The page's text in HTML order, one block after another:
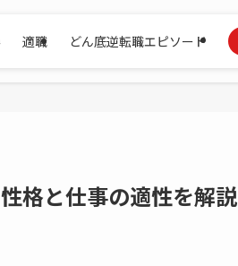
適職 どん底逆転職エピソード
格と仕事の適性を解説